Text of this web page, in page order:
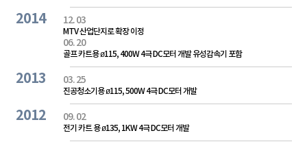
2014 12. 03
MTV 산업단지로 확장 이정
06. 20
골프 카트용 ø115, 400W 4극 DC모터 개발 유성감속기 포함
2013 03. 25
진공청소기용 ø115, 500W 4극 DC모터 개발
2012 09. 02
전기 카트 용 ø135, 1KW 4극 DC모터 개발